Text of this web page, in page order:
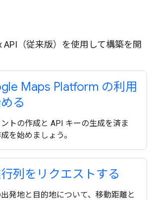
API（従来版）を使用して構築を開
Maps Platform の利用
る
トの作成と API キーの生成を済ま
を始めましょう。
列をリクエストする
発地と目的地について、移動距離と